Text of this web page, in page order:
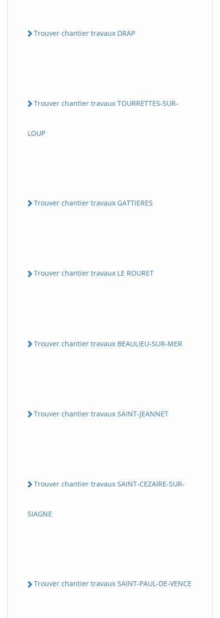
Trouver chantier travaux DRAP
Trouver chantier travaux TOURRETTES-SUR-
LOUP
Trouver chantier travaux GATTIERES
Trouver chantier travaux LE ROURET
Trouver chantier travaux BEAULIEU-SUR-MER
Trouver chantier travaux SAINT-JEANNET
Trouver chantier travaux SAINT-CEZAIRE-SUR-
SIAGNE
Trouver chantier travaux SAINT-PAUL-DE-VENCE